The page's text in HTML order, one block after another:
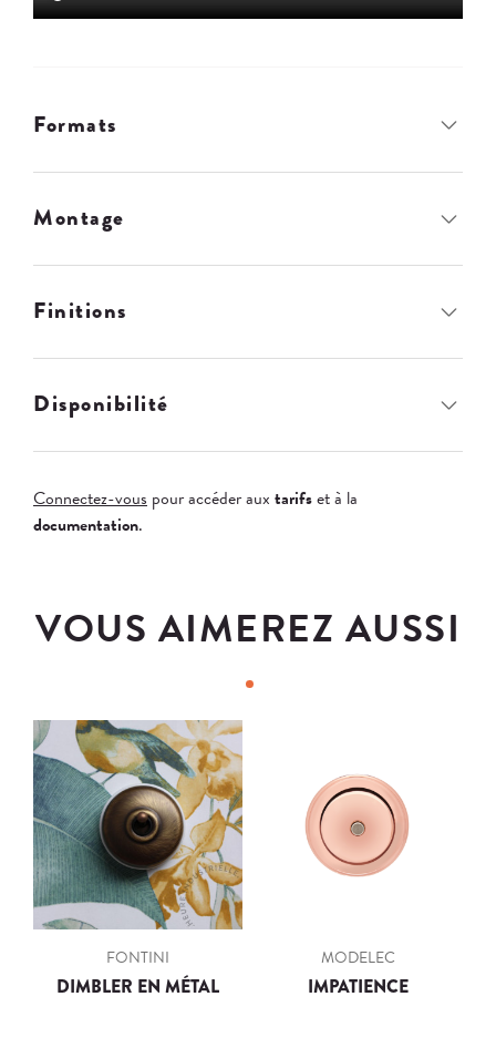
Formats
Montage
Finitions
Disponibilité
Connectez-vous pour accéder aux tarifset à la
documentation.
VOUS AIMEREZ AUSSI
FONTINI
DIMBLER EN MÉTAL
MODELEC
IMPATIENCE